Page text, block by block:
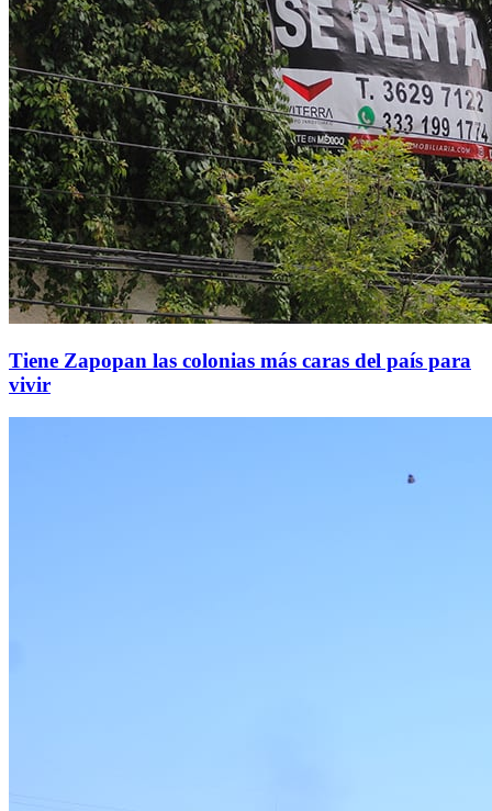
Tiene Zapopan las colonias más caras del país para
vivir